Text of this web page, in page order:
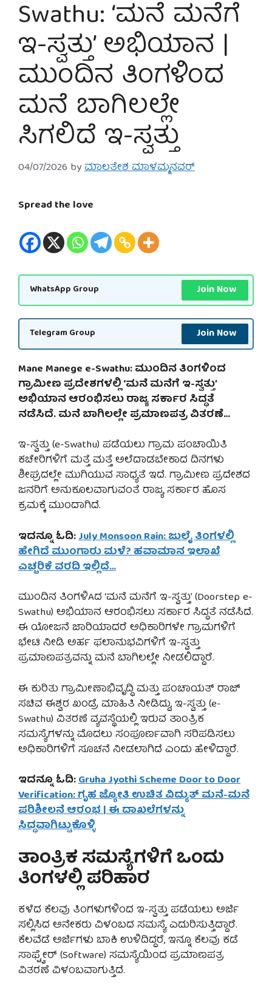
Swathu: ‘ಮನೆ ಮನೆಗೆ
ಇ-ಸ್ವತ್ತು’ ಅಭಿಯಾನ |
ಮುಂದಿನ ತಿಂಗಳಿಂದ
ಮನೆ ಬಾಗಿಲಲ್ಲೇ
ಸಿಗಲಿದೆ ಇ-ಸ್ವತ್ತು
04/07/2026 byಮಾಲತೇಶ ಮಾಳಮ್ಮನವರ್
Spread the love
WhatsApp Group Join Now
Telegram Group Join Now
Mane Manege e-Swathu: ಮುಂದಿನ ತಿಂಗಳಿಂದ
ಗ್ರಾಮೀಣ ಪ್ರದೇಶಗಳಲ್ಲಿ ‘ಮನೆ ಮನೆಗೆ ಇ-ಸ್ವತ್ತು’
ಅಭಿಯಾನ ಆರಂಭಿಸಲು ರಾಜ್ಯ ಸರ್ಕಾರ ಸಿದ್ಧತೆ
ನಡೆಸಿದೆ. ಮನೆ ಬಾಗಿಲಲ್ಲೇ ಪ್ರಮಾಣಪತ್ರ ವಿತರಣೆ…
ಇ-ಸ್ವತ್ತು (e-Swathu) ಪಡೆಯಲು ಗ್ರಾಮ ಪಂಚಾಯಿತಿ
ಕಚೇರಿಗಳಿಗೆ ಮತ್ತೆ ಮತ್ತೆ ಅಲೆದಾಡಬೇಕಾದ ದಿನಗಳು
ಶೀಘ್ರದಲ್ಲೇ ಮುಗಿಯುವ ಸಾಧ್ಯತೆ ಇದೆ. ಗ್ರಾಮೀಣ ಪ್ರದೇಶದ
ಜನರಿಗೆ ಅನುಕೂಲವಾಗುವಂತೆ ರಾಜ್ಯ ಸರ್ಕಾರ ಹೊಸ
ಕ್ರಮಕ್ಕೆ ಮುಂದಾಗಿದೆ.
ಇದನ್ನೂ ಓದಿ:July Monsoon Rain: ಜುಲೈ ತಿಂಗಳಲ್ಲಿ
ಹೇಗಿದೆ ಮುಂಗಾರು ಮಳೆ? ಹವಾಮಾನ ಇಲಾಖೆ
ಎಚ್ಚರಿಕೆ ವರದಿ ಇಲ್ಲಿದೆ…
ಮುಂದಿನ ತಿಂಗಳಿAದ ‘ಮನೆ ಮನೆಗೆ ಇ-ಸ್ವತ್ತು’ (Doorstep e-
Swathu) ಅಭಿಯಾನ ಆರಂಭಿಸಲು ಸರ್ಕಾರ ಸಿದ್ಧತೆ ನಡೆಸಿದೆ.
ಈ ಯೋಜನೆ ಜಾರಿಯಾದರೆ ಅಧಿಕಾರಿಗಳೇ ಗ್ರಾಮಗಳಿಗೆ
ಭೇಟಿ ನೀಡಿ ಅರ್ಹ ಫಲಾನುಭವಿಗಳಿಗೆ ಇ-ಸ್ವತ್ತು
ಪ್ರಮಾಣಪತ್ರವನ್ನು ಮನೆ ಬಾಗಿಲಲ್ಲೇ ನೀಡಲಿದ್ದಾರೆ.
ಈ ಕುರಿತು ಗ್ರಾಮೀಣಾಭಿವೃದ್ಧಿ ಮತ್ತು ಪಂಚಾಯತ್ ರಾಜ್
ಸಚಿವ ಈಶ್ವರ ಖಂಡ್ರೆ ಮಾಹಿತಿ ನೀಡಿದ್ದು, ಇ-ಸ್ವತ್ತು (e-
Swathu) ವಿತರಣೆ ವ್ಯವಸ್ಥೆಯಲ್ಲಿ ಇರುವ ತಾಂತ್ರಿಕ
ಸಮಸ್ಯೆಗಳನ್ನು ಮೊದಲು ಸಂಪೂರ್ಣವಾಗಿ ಸರಿಪಡಿಸಲು
ಅಧಿಕಾರಿಗಳಿಗೆ ಸೂಚನೆ ನೀಡಲಾಗಿದೆ ಎಂದು ಹೇಳಿದ್ದಾರೆ.
ಇದನ್ನೂ ಓದಿ:Gruha Jyothi Scheme Door to Door
Verification: ಗೃಹ ಜ್ಯೋತಿ ಉಚಿತ ವಿದ್ಯುತ್ ಮನೆ-ಮನೆ
ಪರಿಶೀಲನೆ ಆರಂಭ | ಈ ದಾಖಲೆಗಳನ್ನು
ಸಿದ್ಧವಾಗಿಟ್ಟುಕೊಳ್ಳಿ
ತಾಂತ್ರಿಕ ಸಮಸ್ಯೆಗಳಿಗೆ ಒಂದು
ತಿಂಗಳಲ್ಲಿ ಪರಿಹಾರ
ಕಳೆದ ಕೆಲವು ತಿಂಗಳುಗಳಿಂದ ಇ-ಸ್ವತ್ತು ಪಡೆಯಲು ಅರ್ಜಿ
ಸಲ್ಲಿಸಿದ ಅನೇಕರು ವಿಳಂಬದ ಸಮಸ್ಯೆ ಎದುರಿಸುತ್ತಿದ್ದಾರೆ.
ಕೆಲವೆಡೆ ಅರ್ಜಿಗಳು ಬಾಕಿ ಉಳಿದಿದ್ದರೆ, ಇನ್ನೂ ಕೆಲವು ಕಡೆ
ಸಾಫ್ಟ್ವೇರ್ (Software) ಸಮಸ್ಯೆಯಿಂದ ಪ್ರಮಾಣಪತ್ರ
ವಿತರಣೆ ವಿಳಂಬವಾಗುತ್ತಿದೆ.